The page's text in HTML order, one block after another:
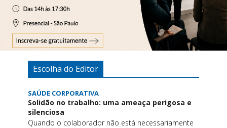
Escolha do Editor
SAÚDE CORPORATIVA
Solidão no trabalho: uma ameaça perigosa e
silenciosa
Quando o colaborador não está necessariamente